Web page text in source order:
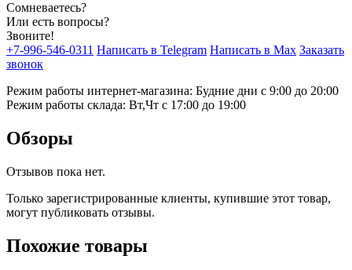
Сомневаетесь?
Или есть вопросы?
Звоните!
+7-996-546-0311 Написать в Telegram Написать в Max Заказать
звонок
Режим работы интернет-магазина: Будние дни с 9:00 до 20:00
Режим работы склада: Вт,Чт с 17:00 до 19:00
Обзоры
Отзывов пока нет.
Только зарегистрированные клиенты, купившие этот товар,
могут публиковать отзывы.
Похожие товары